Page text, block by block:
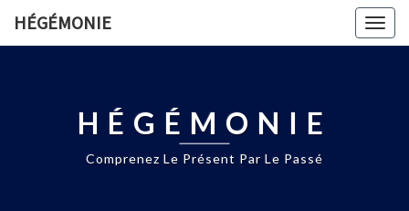
HÉGÉMONIE
HÉGÉMONIE
Comprenez Le Présent Par Le Passé